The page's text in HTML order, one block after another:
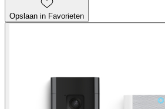
Opslaan in Favorieten